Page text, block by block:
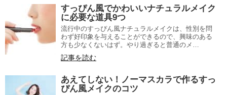
すっぴん風でかわいいナチュラルメイク
に必要な道具9つ
流行中のすっぴん風ナチュラルメイクは、性別を問
わず好印象を与えることができるので、興味のある
方も少なくないはず。やり過ぎると普通のメ…
記事を読む
あえてしない！ノーマスカラで作るすっ
ぴん風メイクのコツ